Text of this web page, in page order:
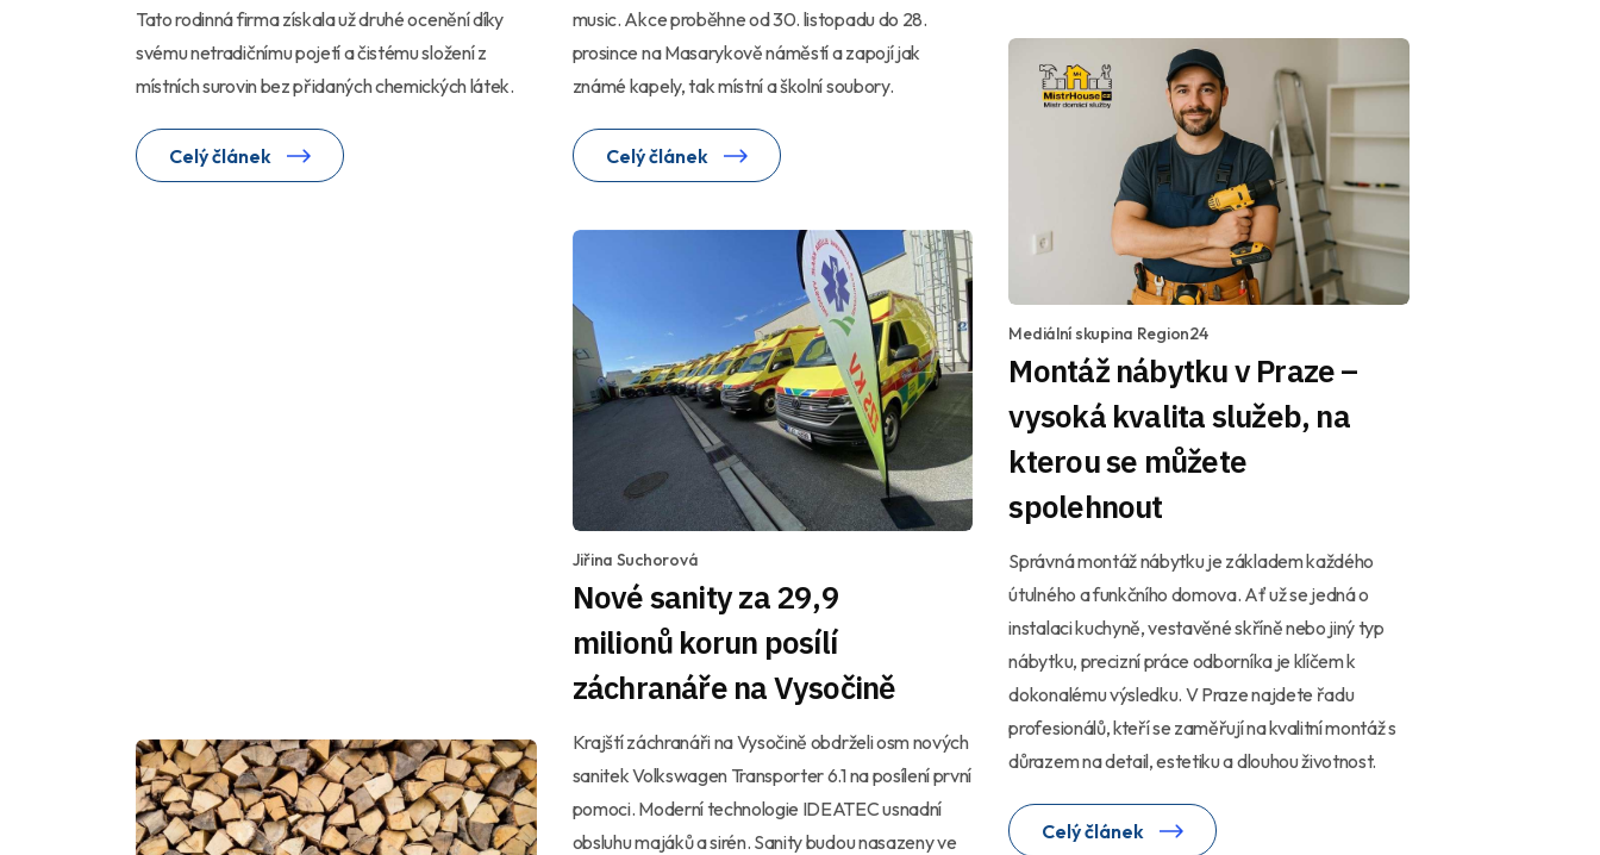
music. Akce proběhne od 30. listopadu do 28.
prosince na Masarykově náměstí a zapojí jak
známé kapely, tak místní a školní soubory.
Celý článek
Tato rodinná firma získala už druhé ocenění díky
svému netradičnímu pojetí a čistému složení z
místních surovin bez přidaných chemických látek.
Celý článek
Mediální skupina Region24
Montáž nábytku v Praze –
vysoká kvalita služeb, na
kterou se můžete
spolehnout
Správná montáž nábytku je základem každého
útulného a funkčního domova. Ať už se jedná o
instalaci kuchyně, vestavěné skříně nebo jiný typ
nábytku, precizní práce odborníka je klíčem k
dokonalému výsledku. V Praze najdete řadu
profesionálů, kteří se zaměřují na kvalitní montáž s
důrazem na detail, estetiku a dlouhou životnost.
Celý článek
Jiřina Suchorová
Nové sanity za 29,9
milionů korun posílí
záchranáře na Vysočině
Krajští záchranáři na Vysočině obdrželi osm nových
sanitek Volkswagen Transporter 6.1 na posílení první
pomoci. Moderní technologie IDEATEC usnadní
obsluhu majáků a sirén. Sanity budou nasazeny ve